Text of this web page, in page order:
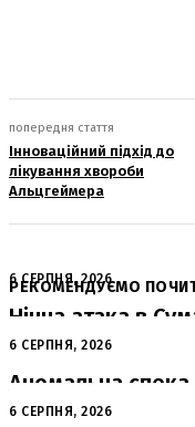
попередня стаття
Інноваційний підхід до
лікування хвороби
Альцгеймера
РЕКОМЕНДУЄМО
6 СЕРПНЯ, 2026
Нічна атака в
жертви від
6 СЕРПНЯ, 2026
Аномальна спека
кінця:
6 СЕРПНЯ, 2026